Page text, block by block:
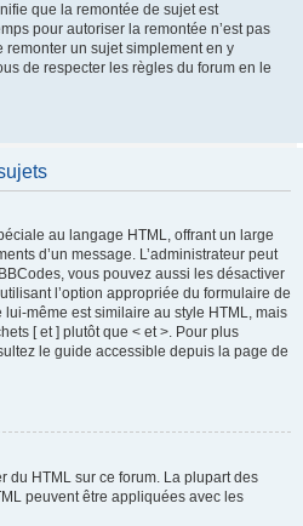
que la remontée de sujet est
pour autoriser la remontée n’est pas
un sujet simplement en y
de respecter les règles du forum en le
au langage HTML, offrant un large
d’un message. L’administrateur peut
vous pouvez aussi les désactiver
l’option appropriée du formulaire de
même est similaire au style HTML, mais
[ et ] plutôt que < et >. Pour plus
le guide accessible depuis la page de
du HTML sur ce forum. La plupart des
peuvent être appliquées avec les